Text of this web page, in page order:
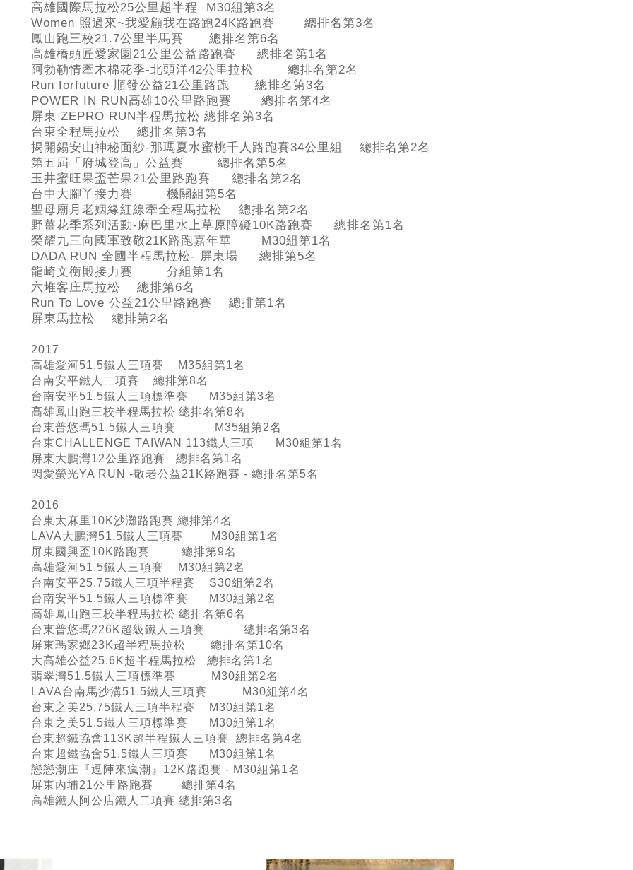
高雄國際馬拉松25公里超半程 M30組第3名
Women 照過來~我愛顧我在路跑24K路跑賽 總排名第3名
鳳山跑三校21.7公里半馬賽 總排名第6名
高雄橋頭匠愛家園21公里公益路跑賽 總排名第1名
阿勃勒情牽木棉花季-北頭洋42公里拉松 總排名第2名
Run forfuture 順發公益21公里路跑 總排名第3名
POWER IN RUN高雄10公里路跑賽 總排名第4名
屏東 ZEPRO RUN半程馬拉松 總排名第3名
台東全程馬拉松 總排名第3名
揭開錫安山神秘面紗-那瑪夏水蜜桃千人路跑賽34公里組 總排名第2名
第五屆「府城登高」公益賽 總排名第5名
玉井蜜旺果盃芒果21公里路跑賽 總排名第2名
台中大腳丫接力賽 機關組第5名
聖母廟月老姻緣紅線牽全程馬拉松 總排名第2名
野薑花季系列活動-麻巴里水上草原障礙10K路跑賽 總排名第1名
榮耀九三向國軍致敬21K路跑嘉年華 M30組第1名
DADA RUN 全國半程馬拉松- 屏東場 總排第5名
龍崎文衡殿接力賽 分組第1名
六堆客庄馬拉松 總排第6名
Run To Love 公益21公里路跑賽 總排第1名
屏東馬拉松 總排第2名
2017
高雄愛河51.5鐵人三項賽 M35組第1名
台南安平鐵人二項賽 總排第8名
台南安平51.5鐵人三項標準賽 M35組第3名
高雄鳳山跑三校半程馬拉松 總排名第8名
台東普悠瑪51.5鐵人三項賽 M35組第2名
台東CHALLENGE TAIWAN 113鐵人三項 M30組第1名
屏東大鵬灣12公里路跑賽 總排名第1名
閃愛螢光YA RUN -敬老公益21K路跑賽 - 總排名第5名
2016
台東太麻里10K沙灘路跑賽 總排第4名
LAVA大鵬灣51.5鐵人三項賽 M30組第1名
屏東國興盃10K路跑賽 總排第9名
高雄愛河51.5鐵人三項賽 M30組第2名
台南安平25.75鐵人三項半程賽 S30組第2名
台南安平51.5鐵人三項標準賽 M30組第2名
高雄鳳山跑三校半程馬拉松 總排名第6名
台東普悠瑪226K超級鐵人三項賽 總排名第3名
屏東瑪家鄉23K超半程馬拉松 總排名第10名
大高雄公益25.6K超半程馬拉松 總排名第1名
翡翠灣51.5鐵人三項標準賽 M30組第2名
LAVA台南馬沙溝51.5鐵人三項賽 M30組第4名
台東之美25.75鐵人三項半程賽 M30組第1名
台東之美51.5鐵人三項標準賽 M30組第1名
台東超鐵協會113K超半程鐵人三項賽 總排名第4名
台東超鐵協會51.5鐵人三項賽 M30組第1名
戀戀潮庄『逗陣來瘋潮』12K路跑賽 - M30組第1名
屏東內埔21公里路跑賽 總排第4名
高雄鐵人阿公店鐵人二項賽 總排第3名